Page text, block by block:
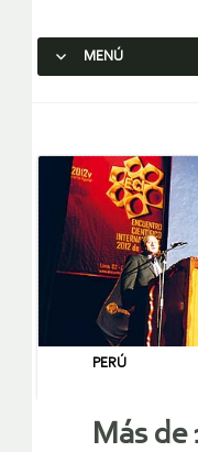
MENÚ
PERÚ
Más de